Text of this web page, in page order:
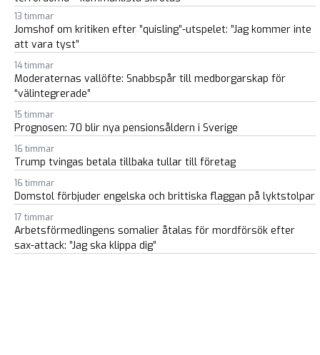
13 timmar
Jomshof om kritiken efter ”quisling”-utspelet: ”Jag kommer inte
att vara tyst”
14 timmar
Moderaternas vallöfte: Snabbspår till medborgarskap för
“välintegrerade”
15 timmar
Prognosen: 70 blir nya pensionsåldern i Sverige
16 timmar
Trump tvingas betala tillbaka tullar till företag
16 timmar
Domstol förbjuder engelska och brittiska flaggan på lyktstolpar
17 timmar
Arbetsförmedlingens somalier åtalas för mordförsök efter
sax-attack: ”Jag ska klippa dig”